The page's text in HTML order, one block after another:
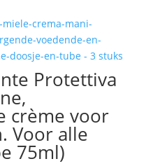
Protettiva
crème voor
Voor alle
75ml)